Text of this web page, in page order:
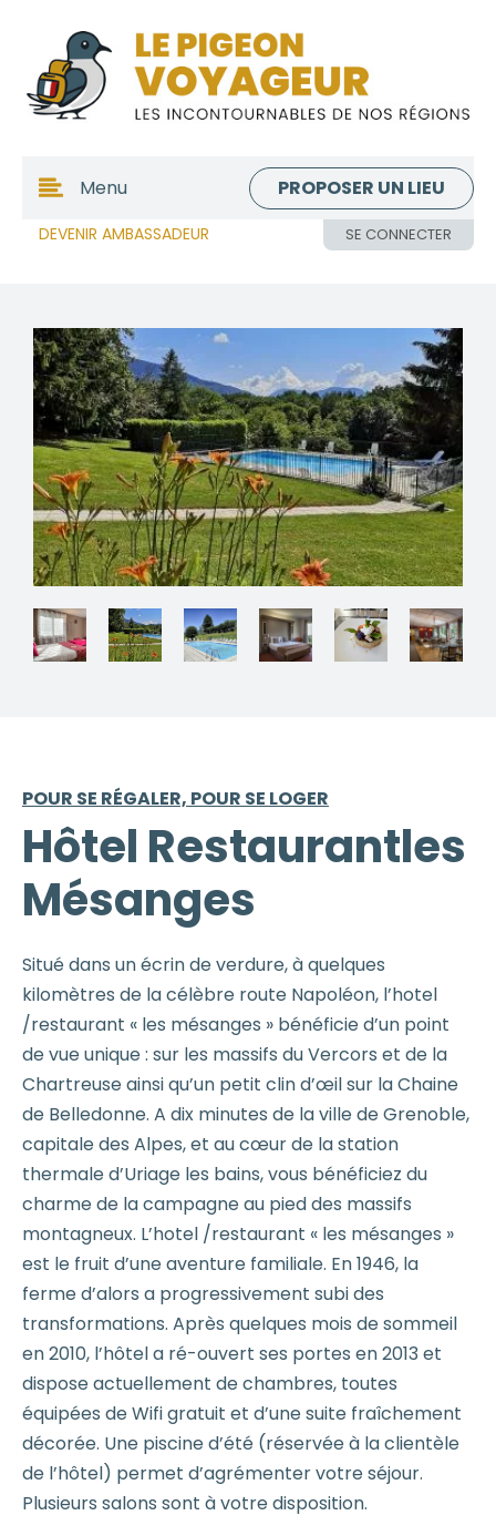
DEVENIR AMBASSADEUR SE CONNECTER
Menu PROPOSER UN LIEU
POUR SE RÉGALER, POUR SE LOGER
Hôtel Restaurantles
Mésanges
Situé dans un écrin de verdure, à quelques
kilomètres de la célèbre route Napoléon, l’hotel
/restaurant « les mésanges » bénéficie d’un point
de vue unique : sur les massifs du Vercors et de la
Chartreuse ainsi qu’un petit clin d’œil sur la Chaine
de Belledonne. A dix minutes de la ville de Grenoble,
capitale des Alpes, et au cœur de la station
thermale d’Uriage les bains, vous bénéficiez du
charme de la campagne au pied des massifs
montagneux. L’hotel /restaurant « les mésanges »
est le fruit d’une aventure familiale. En 1946, la
ferme d’alors a progressivement subi des
transformations. Après quelques mois de sommeil
en 2010, l’hôtel a ré-ouvert ses portes en 2013 et
dispose actuellement de chambres, toutes
équipées de Wifi gratuit et d’une suite fraîchement
décorée. Une piscine d’été (réservée à la clientèle
de l’hôtel) permet d’agrémenter votre séjour.
Plusieurs salons sont à votre disposition.